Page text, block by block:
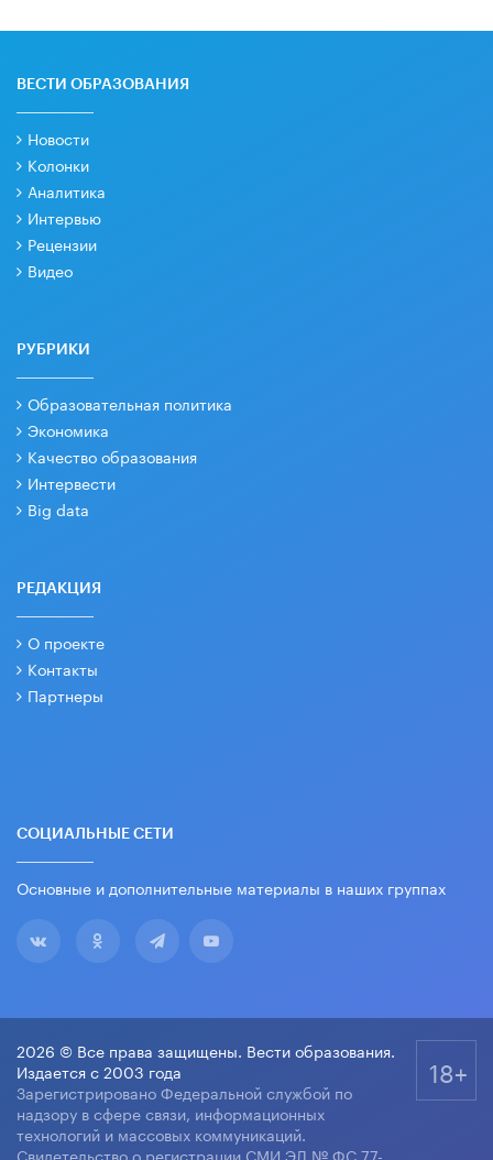
ВЕСТИ ОБРАЗОВАНИЯ
Новости
Колонки
Аналитика
Интервью
Рецензии
Видео
РУБРИКИ
Образовательная политика
Экономика
Качество образования
Интервести
Big data
РЕДАКЦИЯ
О проекте
Контакты
Партнеры
СОЦИАЛЬНЫЕ СЕТИ
Основные и дополнительные материалы в наших группах
2026 © Все права защищены. Вести образования.
Издается с 2003 года
Зарегистрировано Федеральной службой по
надзору в сфере связи, информационных
технологий и массовых коммуникаций.
Свидетельство о регистрации СМИ ЭЛ № ФС 77-
18+